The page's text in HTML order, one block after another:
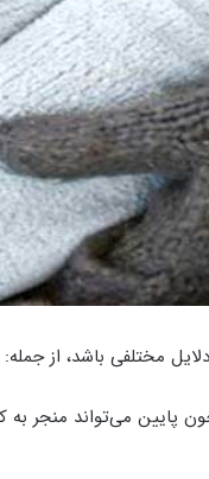
مختلفی باشد، از جمله:
پایین می‌تواند منجر